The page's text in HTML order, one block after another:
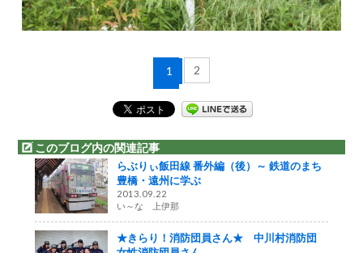
1 2
このブログ内の関連記事
らぶりぃ飯田線 番外編（後）～ 鉄道のまち
豊橋・遠州に学ぶ
2013.09.22
い～な 上伊那
★きらり！消防団員さん★ 中川村消防団